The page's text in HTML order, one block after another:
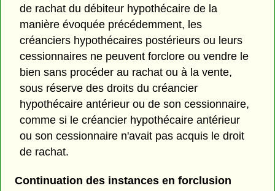
de rachat du débiteur hypothécaire de la
manière évoquée précédemment, les
créanciers hypothécaires postérieurs ou leurs
cessionnaires ne peuvent forclore ou vendre le
bien sans procéder au rachat ou à la vente,
sous réserve des droits du créancier
hypothécaire antérieur ou de son cessionnaire,
comme si le créancier hypothécaire antérieur
ou son cessionnaire n'avait pas acquis le droit
de rachat.
Continuation des instances en forclusion